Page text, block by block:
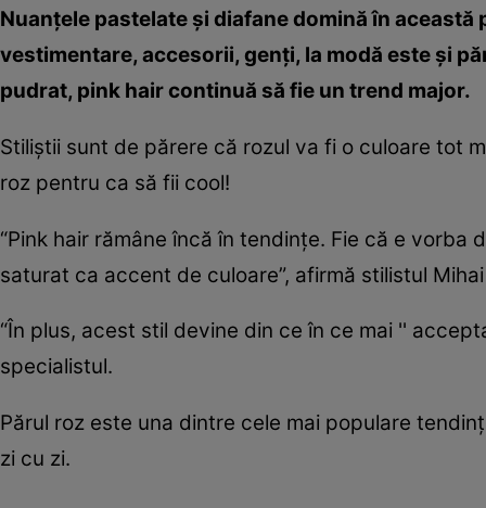
Nuanţele pastelate şi diafane domină în
vestimentare, accesorii, genţi, la modă este şi
pudrat, pink hair continuă să fie un trend major.
Stiliştii sunt de părere că rozul va fi o culoare tot
roz pentru ca să fii cool!
“Pink hair rămâne încă în tendinţe. Fie că e
saturat ca accent de culoare”, afirmă stilistul
“În plus, acest stil devine din ce în ce mai ''
specialistul.
Părul roz este una dintre cele mai populare
zi cu zi.